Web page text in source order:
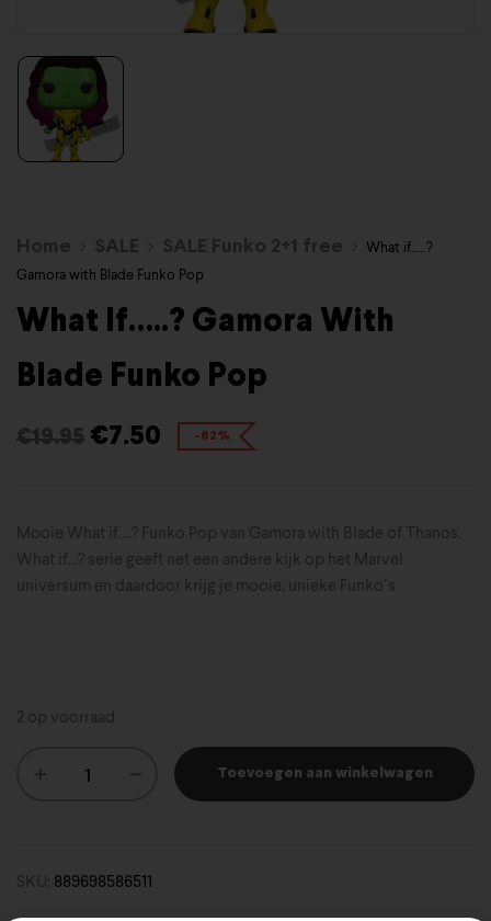
Home SALE SALE Funko 2+1 free
What if…..?
Gamora with Blade Funko Pop
What If…..? Gamora With
Blade Funko Pop
€19.95 €7.50 -62%
Mooie What if….? Funko Pop van Gamora with Blade of Thanos.
What if…? serie geeft net een andere kijk op het Marvel
universum en daardoor krijg je mooie, unieke Funko´s
2 op voorraad
Toevoegen aan winkelwagen
SKU: 889698586511